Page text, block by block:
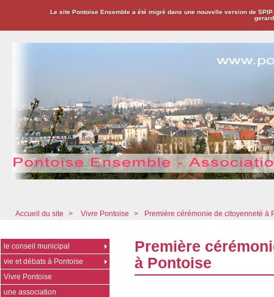
Le site Pontoise Ensemble a été migré dans une nouvelle version de
Accueil du site > Vivre Pontoise > Première cérémonie de citoyenneté à
Première
à Pontoise
le conseil municipal
vie et débats à Pontoise
Vivre Pontoise
une association